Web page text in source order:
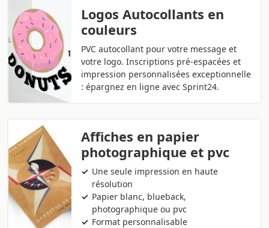
Logos Autocollants en
couleurs
PVC autocollant pour votre message et
votre logo. Inscriptions pré-espacées et
impression personnalisées exceptionnelle
: épargnez en ligne avec Sprint24.
Affiches en papier
photographique et pvc
Une seule impression en haute
résolution
Papier blanc, blueback,
photographique ou pvc
Format personnalisable